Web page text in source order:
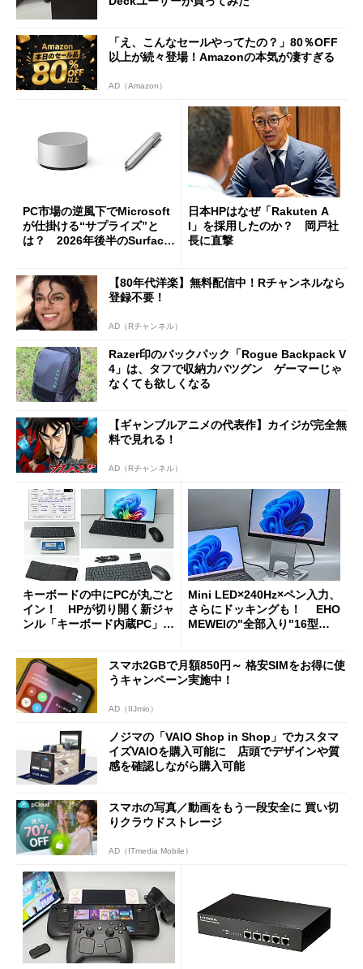
「え、こんなセールやってたの？」80％OFF
以上が続々登場！Amazonの本気が凄すぎる
AD（Amazon）
PC市場の逆風下でMicrosoft
が仕掛ける“サプライズ”と
は？ 2026年後半のSurface
日本HPはなぜ「Rakuten A
I」を採用したのか？ 岡戸社
長に直撃
【80年代洋楽】無料配信中！Rチャンネルなら
登録不要！
AD（Rチャンネル）
Razer印のバックパック「Rogue Backpack V
4」は、タフで収納力バツグン ゲーマーじゃ
なくても欲しくなる
【ギャンブルアニメの代表作】カイジが完全無
料で見れる！
AD（Rチャンネル）
キーボードの中にPCが丸ごと
イン！ HPが切り開く新ジャ
ンル「キーボード内蔵PC」の
Mini LED×240Hz×ペン入力、
さらにドッキングも！ EHO
MEWEIの"全部入り"16型モ
スマホ2GBで月額850円～ 格安SIMをお得に使
うキャンペーン実施中！
AD（IIJmio）
ノジマの「VAIO Shop in Shop」でカスタマ
イズVAIOを購入可能に 店頭でデザインや質
感を確認しながら購入可能
スマホの写真／動画をもう一段安全に 買い切
りクラウドストレージ
AD（ITmedia Mobile）